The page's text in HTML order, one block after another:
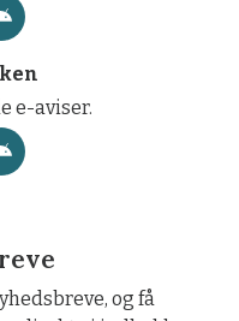
e-aviser.
og få